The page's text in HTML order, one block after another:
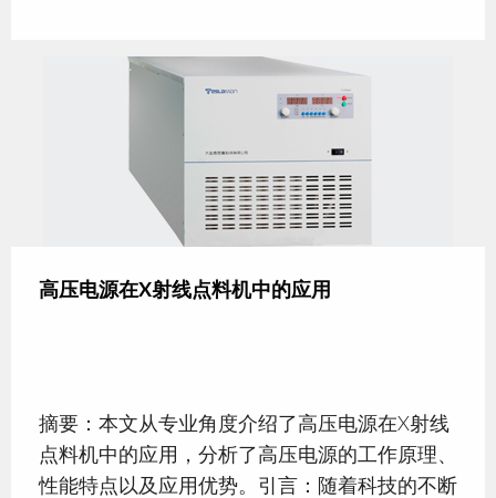
高压电源在X射线点料机中的应用
摘要：本文从专业角度介绍了高压电源在X射线
点料机中的应用，分析了高压电源的工作原理、
性能特点以及应用优势。引言：随着科技的不断